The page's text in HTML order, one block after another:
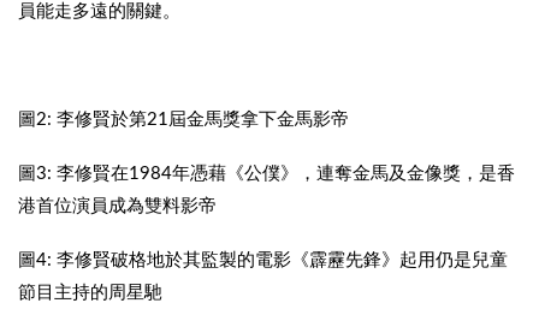
員能走多遠的關鍵。
圖2: 李修賢於第21屆金馬獎拿下金馬影帝
圖3: 李修賢在1984年憑藉《公僕》，連奪金馬及金像獎，是香
港首位演員成為雙料影帝
圖4: 李修賢破格地於其監製的電影《霹靂先鋒》起用仍是兒童
節目主持的周星馳